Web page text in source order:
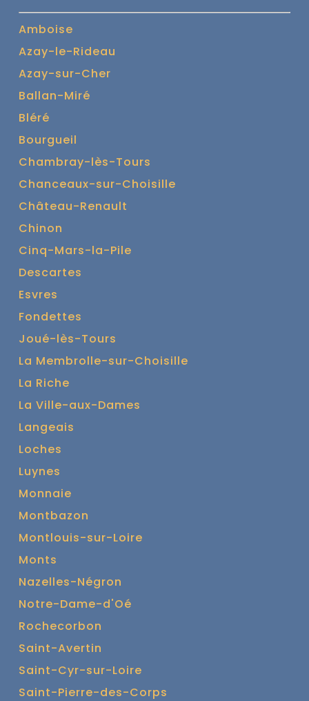
Amboise
Azay-le-Rideau
Azay-sur-Cher
Ballan-Miré
Bléré
Bourgueil
Chambray-lès-Tours
Chanceaux-sur-Choisille
Château-Renault
Chinon
Cinq-Mars-la-Pile
Descartes
Esvres
Fondettes
Joué-lès-Tours
La Membrolle-sur-Choisille
La Riche
La Ville-aux-Dames
Langeais
Loches
Luynes
Monnaie
Montbazon
Montlouis-sur-Loire
Monts
Nazelles-Négron
Notre-Dame-d'Oé
Rochecorbon
Saint-Avertin
Saint-Cyr-sur-Loire
Saint-Pierre-des-Corps